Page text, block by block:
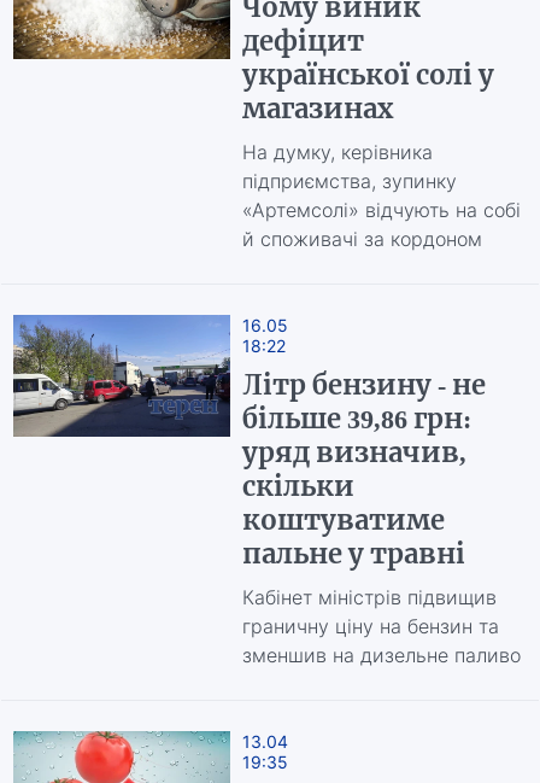
Чому виник
дефіцит
української солі у
магазинах
На думку, керівника
підприємства, зупинку
«Артемсолі» відчують на собі
й споживачі за кордоном
16.05
18:22
Літр бензину - не
більше 39,86 грн:
уряд визначив,
скільки
коштуватиме
пальне у травні
Кабінет міністрів підвищив
граничну ціну на бензин та
зменшив на дизельне паливо
13.04
19:35